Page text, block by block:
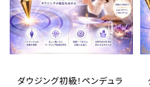
ダウジング初級！ペンデュラ